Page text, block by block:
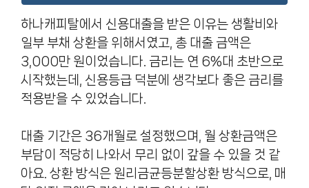
하나캐피탈에서 신용대출을 받은 이유는 생활비와
일부 부채 상환을 위해서였고, 총 대출 금액은
3,000만 원이었습니다. 금리는 연 6%대 초반으로
시작했는데, 신용등급 덕분에 생각보다 좋은 금리를
적용받을 수 있었습니다.
대출 기간은 36개월로 설정했으며, 월 상환금액은
부담이 적당히 나와서 무리 없이 갚을 수 있을 것 같
아요. 상환 방식은 원리금균등분할상환 방식으로, 매